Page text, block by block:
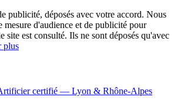
publicité, déposés avec votre accord. Nous
mesure d'audience et de publicité pour
site est consulté. Ils ne sont déposés qu'avec
plus
certifié — Lyon & Rhône-Alpes